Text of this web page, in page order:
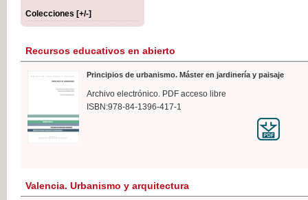
Colecciones [+/-]
Recursos educativos en abierto
Principios de urbanismo. Máster en jardinería y paisaje
Archivo electrónico. PDF acceso libre
ISBN:978-84-1396-417-1
Valencia. Urbanismo y arquitectura